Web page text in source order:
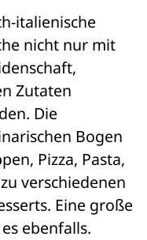
italienische
nicht nur mit
Zutaten
Die
Bogen
Pizza, Pasta,
verschiedenen
Eine große
ebenfalls.